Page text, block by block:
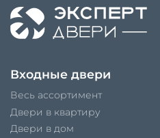
Входные двери
Весь ассортимент
Двери в квартиру
Двери в дом